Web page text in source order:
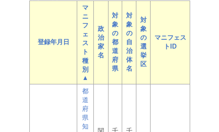
登録年月日
マ
ニ
フ
ェ
ス
ト
種
別
▲
政
治
家
名
対
象
の
都
道
府
県
対
象
の
自
治
体
名
対
象
の
選
挙
区
マニフェス
トID
都
道
府
県
知